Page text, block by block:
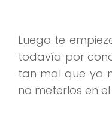
Luego te
todavía por
tan mal que ya
no meterlos en